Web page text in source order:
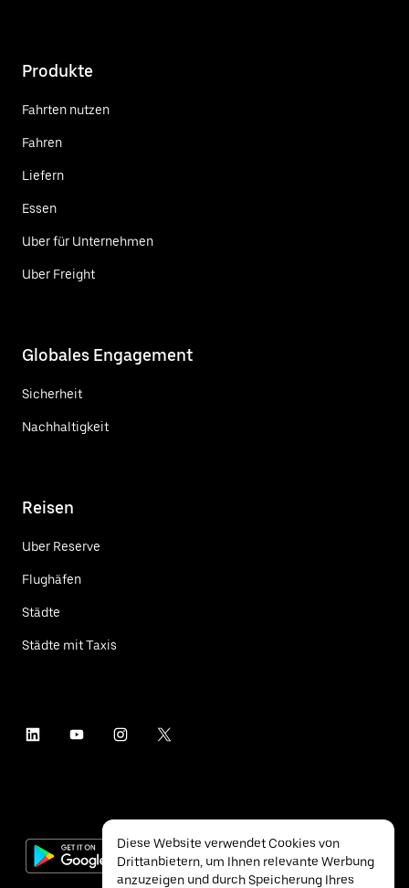
Produkte
Fahrten nutzen
Fahren
Liefern
Essen
Uber für Unternehmen
Uber Freight
Globales Engagement
Sicherheit
Nachhaltigkeit
Reisen
Uber Reserve
Flughäfen
Städte
Städte mit Taxis
Diese Website verwendet Cookies von
Drittanbietern, um Ihnen relevante Werbung
anzuzeigen und durch Speicherung Ihres